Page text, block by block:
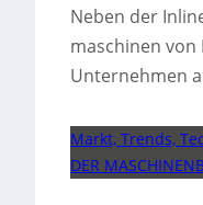
Neben der
maschinen
Unternehmen
Markt, Trends,
DER